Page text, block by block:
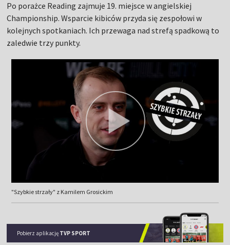
Po porażce Reading zajmuje 19. miejsce w angielskiej
Championship. Wsparcie kibiców przyda się zespołowi w
kolejnych spotkaniach. Ich przewaga nad strefą spadkową to
zaledwie trzy punkty.
"Szybkie strzały" z Kamilem Grosickim
Pobierz aplikację TVP SPORT